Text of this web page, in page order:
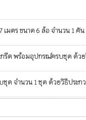
มตร ขนาด 6 ล้อ จำนวน 1
ต พร้อมอุปกรณ์ครบชุด ด้วย
ด จำนวน 1 ชุด ด้วยวิธีประก